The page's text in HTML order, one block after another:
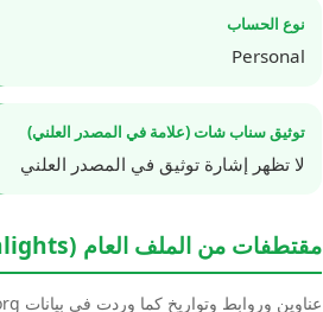
نوع الحساب
Personal
توثيق سناب شات (علامة في المصدر العلني)
لا تظهر إشارة توثيق في المصدر العلني
مقتطفات من الملف العام (Spotlight / Highlights)
عناوين وروابط وتواريخ كما وردت في بيانات schema.org العلنية. يُعرض